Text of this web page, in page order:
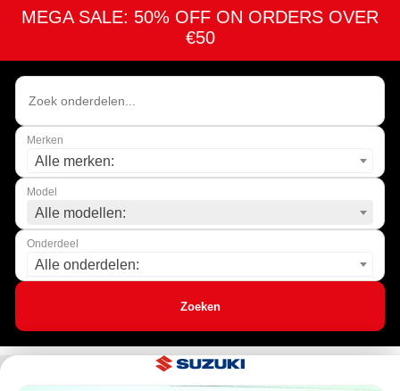
MEGA SALE: 50% OFF ON ORDERS OVER
€50
Merken
Alle merken:
Model
Alle modellen:
Onderdeel
Alle onderdelen:
Zoeken